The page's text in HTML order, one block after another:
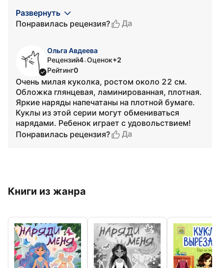
Развернуть
Понравилась рецензия?
Да
Ольга Авдеева
Рецензий4•Оценок+2
Рейтинг0
Очень милая куколка, ростом около 22 см.
Обложка глянцевая, ламинированная, плотная.
Яркие наряды напечатаны на плотной бумаге.
Куклы из этой серии могут обмениваться
нарядами. Ребенок играет с удовольствием!
Понравилась рецензия?
Да
Книги из жанра